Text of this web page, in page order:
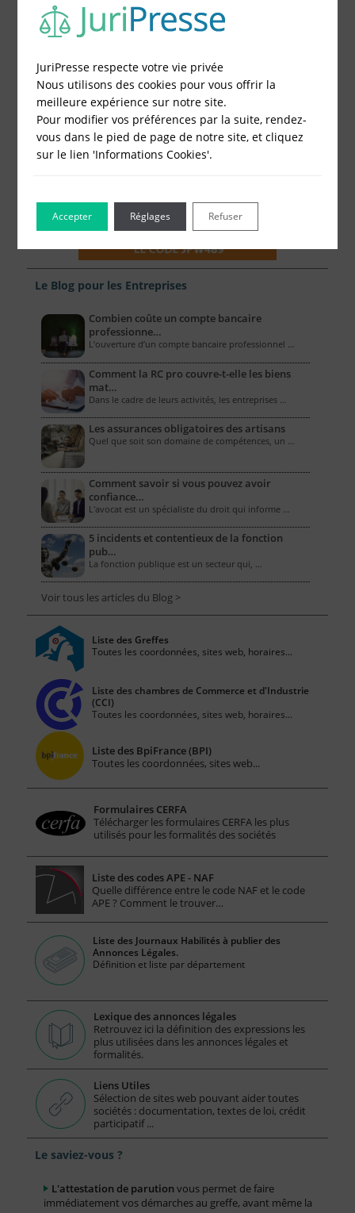
Le Blog pour les Entreprises
Combien coûte un compte bancaire
professionne…
L’ouverture d’un compte bancaire professionnel …
Comment la RC pro couvre-t-elle les biens
mat…
Dans le cadre de leurs activités, les entreprises …
Les assurances obligatoires des artisans
Quel que soit son domaine de compétences, un …
Comment savoir si vous pouvez avoir
confiance…
L'avocat est un spécialiste du droit qui informe …
5 incidents et contentieux de la fonction
pub…
La fonction publique est un secteur qui, …
Voir tous les articles du Blog >
Liste des Greffes
Toutes les coordonnées, sites web, horaires...
Liste des chambres de Commerce et d'Industrie
(CCI)
Toutes les coordonnées, sites web, horaires...
Liste des BpiFrance (BPI)
Toutes les coordonnées, sites web...
Formulaires CERFA
Télécharger les formulaires CERFA les plus
utilisés pour les formalités des sociétés
Liste des codes APE - NAF
Quelle différence entre le code NAF et le code
APE ? Comment le trouver…
Liste des Journaux Habilités à publier des
Annonces Légales.
Définition et liste par département
Lexique des annonces légales
Retrouvez ici la définition des expressions les
plus utilisées dans les annonces légales et
formalités.
Liens Utiles
Sélection de sites web pouvant aider toutes
sociétés : documentation, textes de loi, crédit
participatif ...
Le saviez-vous ?
L'attestation de parution vous permet de faire
immédiatement vos démarches au greffe, avant même la
JuriPresse respecte votre vie privée
Nous utilisons des cookies pour vous offrir la
meilleure expérience sur notre site.
Pour modifier vos préférences par la suite, rendez-
vous dans le pied de page de notre site, et cliquez
sur le lien 'Informations Cookies'.
Accepter Refuser
Réglages